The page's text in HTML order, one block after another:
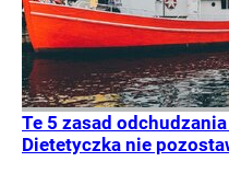
Te 5 zasad
Dietetyczka nie